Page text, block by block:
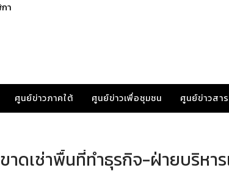
า
ศูนย์ข่าวภาคใต้ ศูนย์ข่าวเพื่อชุมชน ศูนย์ข่าวสา
าดเช่าพื้นที่ทำธุรกิจ-ฝ่ายบริหา